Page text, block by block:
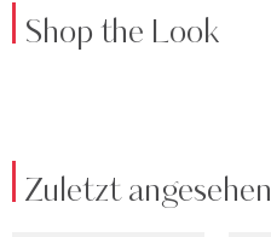
Shop the Look
Zuletzt angesehen